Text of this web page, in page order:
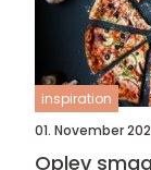
inspiration
01. November
Oplev